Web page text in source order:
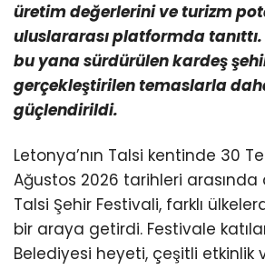
üretim değerlerini ve turizm
uluslararası platformda tanıttı.
bu yana sürdürülen kardeş
gerçekleştirilen temaslarla
güçlendirildi.
Letonya’nın Talsi kentinde 30
Ağustos 2026 tarihleri arasında
Talsi Şehir Festivali, farklı
bir araya getirdi. Festivale
Belediyesi heyeti, çeşitli